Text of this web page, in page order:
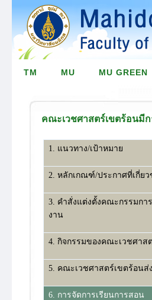
TM MU MU GREEN
คณะเวชศาสตร์เขตร้อนมี
1. แนวทาง/เป้าหมาย
2. หลักเกณฑ์/ประกาศที่เกี่ยว
3. คำสั่งแต่งตั้งคณะกรรมกา
งาน
4. กิจกรรมของคณะเวชศาส
5. คณะเวชศาสตร์เขตร้อนส่
6. การจัดการเรียนการสอน